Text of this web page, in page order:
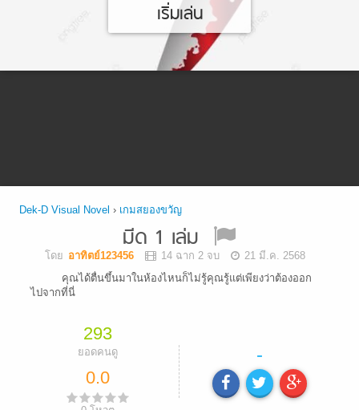
เริ่มเล่น
Dek-D Visual Novel › เกมสยองขวัญ
มีด 1 เล่ม
โดย อาทิตย์123456 14 ฉาก 2 จบ
21 มี.ค. 2568
คุณได้ตื่นขึ้นมาในห้องไหนก็ไม่รู้คุณรู้แต่เพียงว่าต้องออก
ไปจากที่นี่
293
ยอดคนดู
0.0
-